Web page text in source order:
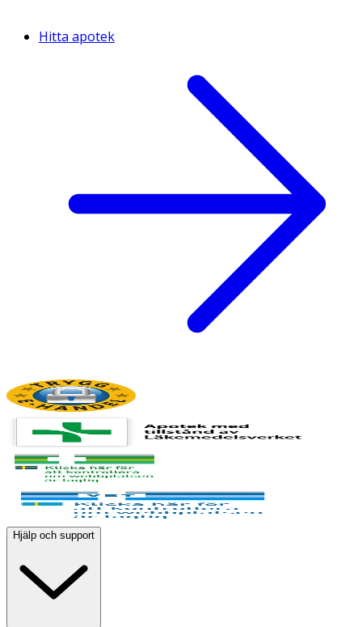
Hitta apotek
Hjälp och support